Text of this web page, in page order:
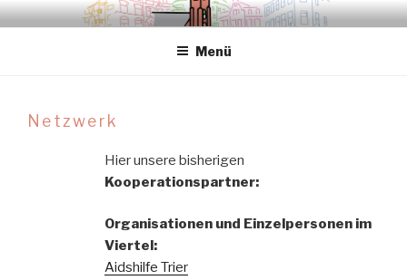
Zum
Inhalt
.sredna – anders.
Menü
Netzwerk
Hier unsere bisherigen
Kooperationspartner:
Organisationen und Einzelpersonen im
Viertel:
Aidshilfe Trier